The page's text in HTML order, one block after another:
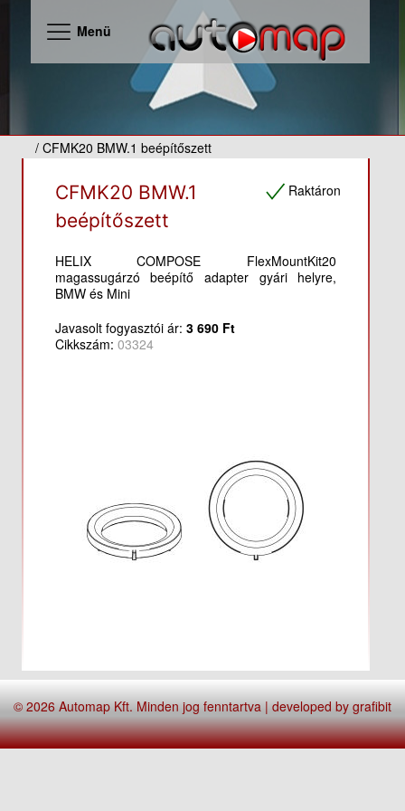
Menü
/ CFMK20 BMW.1 beépítőszett
Raktáron
CFMK20 BMW.1
beépítőszett
HELIX COMPOSE FlexMountKit20
magassugárzó beépítő adapter gyári helyre,
BMW és Mini
Javasolt fogyasztói ár: 3 690 Ft
Cikkszám: 03324
© 2026 Automap Kft. Minden jog fenntartva | developed bygrafibit